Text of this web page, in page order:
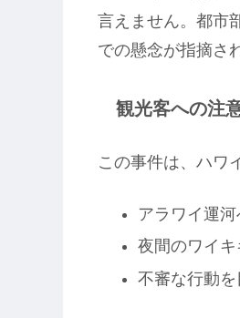
言えません。都市
での懸念が指摘さ
観光客への注
この事件は、ハワ
アラワイ運
夜間のワイ
不審な行動